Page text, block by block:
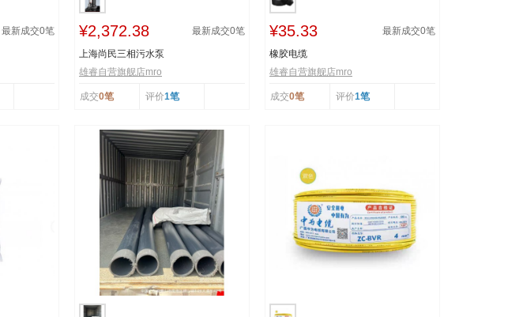
最新成交0笔 ¥2,372.38 最新成交0笔
上海尚民三相污水泵
雄睿自营旗舰店mro
成交0笔 评价1笔
¥35.33 最新成交0笔
橡胶电缆
雄睿自营旗舰店mro
成交0笔 评价1笔